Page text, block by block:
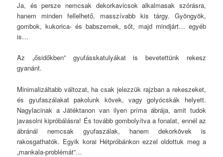
Ja, és persze nemcsak dekorkavicsok alkalmasak szórásra,
hanem minden fellelhető, masszívabb kis tárgy. Gyöngyök,
gombok, kukorica- és babszemek, sőt, majd mindjárt… egyéb
is…
Az „ősidőkben” gyufásskatulyákat is bevetettünk rekesz
gyanánt.
Minimalizáltabb változat, ha csak jelezzük rajzban a rekeszeket,
és gyufaszálakat pakolunk kövek, vagy golyócskák helyett.
Nagylacinak a Játéktanon van ilyen príma ábrája, amit tudok
javasolni kipróbálásra! És tovább gombolyítva a fonalat, ennél az
ábránál nemcsak gyufaszálak, hanem dekorkövek is
rakosgathatók. Egyik korai Hétpróbánkon ezzel oldottuk meg a
„mankala-problémát”…